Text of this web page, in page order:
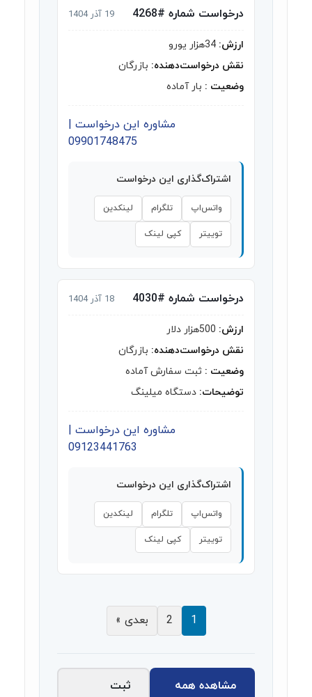
درخواست شماره #4268 19 آذر 1404
ارزش:
نقش درخواست‌دهنده: بازرگان
وضعیت : بار آماده
مشاوره این درخواست |
09901748475
اشتراک‌گذاری این درخواست
واتس‌اپ تلگرام لینکدین
توییتر کپی لینک
درخواست شماره #4030 18 آذر 1404
ارزش:
نقش درخواست‌دهنده: بازرگان
وضعیت : ثبت سفارش آماده
توضیحات: دستگاه میلینگ
مشاوره این درخواست |
09123441763
اشتراک‌گذاری این درخواست
واتس‌اپ تلگرام لینکدین
توییتر کپی لینک
1
2 بعدی »
مشاهده همه
ثبت